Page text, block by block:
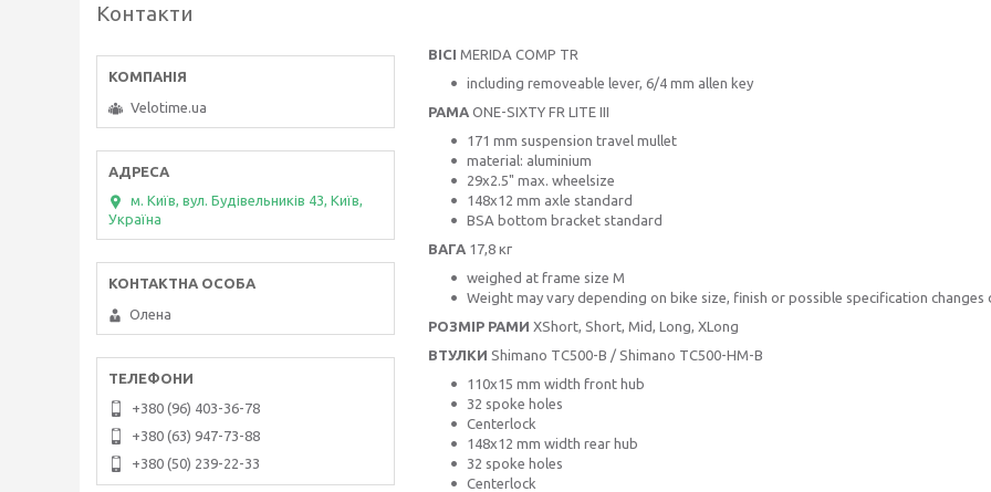
ВІСІ MERIDA COMP TR
including removeable lever, 6/4 mm allen key
РАМА ONE-SIXTY FR LITE III
171 mm suspension travel mullet
material: aluminium
29x2.5" max. wheelsize
148x12 mm axle standard
BSA bottom bracket standard
ВАГА 17,8 кг
weighed at frame size M
Weight may vary depending on bike size, finish or possible specification changes
РОЗМІР РАМИ XShort, Short, Mid, Long, XLong
ВТУЛКИ Shimano TC500-B / Shimano TC500-HM-B
110x15 mm width front hub
32 spoke holes
Centerlock
148x12 mm width rear hub
32 spoke holes
Centerlock
Контакти
Velotime.ua
м. Київ, вул. Будівельників 43, Київ,
Україна
Олена
+380 (96) 403-36-78
+380 (63) 947-73-88
+380 (50) 239-22-33